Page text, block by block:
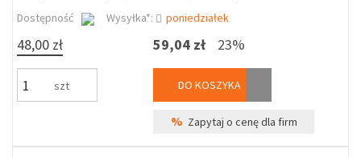
Dostępność
Wysyłka*: poniedziałek
48,00 zł
szt
59,04 zł 23%
DO KOSZYKA
% Zapytaj o cenę dla firm